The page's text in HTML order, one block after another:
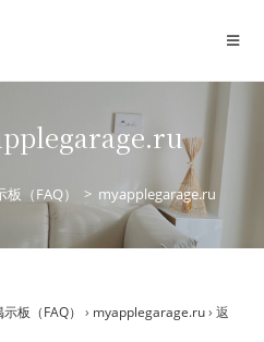
（FAQ） > myapplegarage.ru
板（FAQ） › myapplegarage.ru › 返